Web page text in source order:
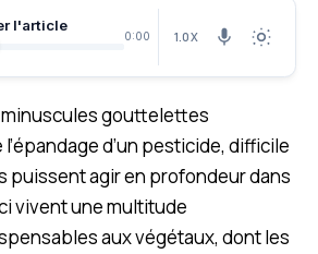
l'article
0:00 1.0X
minuscules gouttelettes
d’un pesticide, difficile
puissent agir en profondeur dans
vivent une multitude
aux végétaux, dont les